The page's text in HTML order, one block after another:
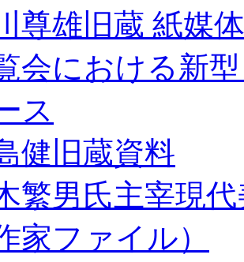
尊雄旧蔵 紙媒
会における新
ス
健旧蔵資料
繁男氏主宰現
家ファイル）